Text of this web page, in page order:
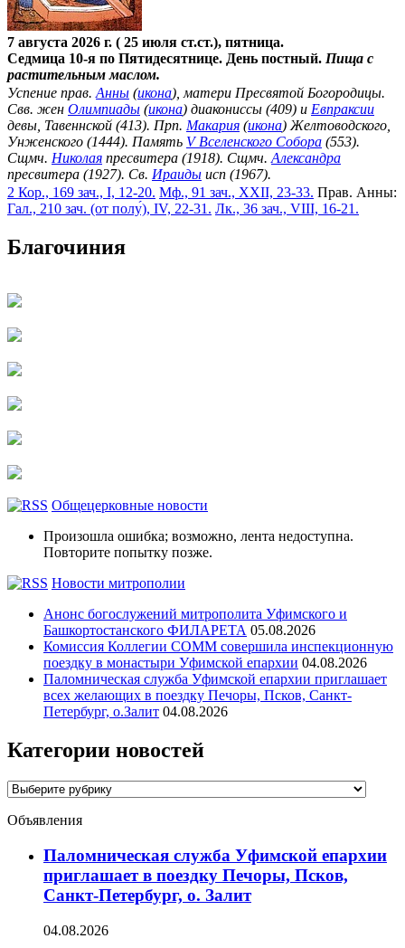
7 августа 2026 г. ( 25 июля ст.ст.), пятница.
Седмица 10-я по Пятидесятнице. День постный. Пища с
растительным маслом.
Успение прав. Анны (икона), матери Пресвятой Богородицы.
Свв. жен Олимпиады (икона) диакониссы (409) и Евпраксии
девы, Тавеннской (413). Прп. Макария (икона) Желтоводского,
Унженского (1444). Память V Вселенского Собора (553).
Сщмч. Николая пресвитера (1918). Сщмч. Александра
пресвитера (1927). Св. Ираиды исп (1967).
2 Кор., 169 зач., I, 12-20. Мф., 91 зач., XXII, 23-33. Прав. Анны:
Гал., 210 зач. (от полу́), IV, 22-31. Лк., 36 зач., VIII, 16-21.
Благочиния
Общецерковные новости
Произошла ошибка; возможно, лента недоступна.
Повторите попытку позже.
Новости митрополии
Анонс богослужений митрополита Уфимского и
Башкортостанского ФИЛАРЕТА 05.08.2026
Комиссия Коллегии СОММ совершила инспекционную
поездку в монастыри Уфимской епархии 04.08.2026
Паломническая служба Уфимской епархии приглашает
всех желающих в поездку Печоры, Псков, Санкт-
Петербург, о.Залит 04.08.2026
Категории новостей
Категории
Объявления
Паломническая служба Уфимской епархии
приглашает в поездку Печоры, Псков,
Санкт-Петербург, о. Залит
04.08.2026